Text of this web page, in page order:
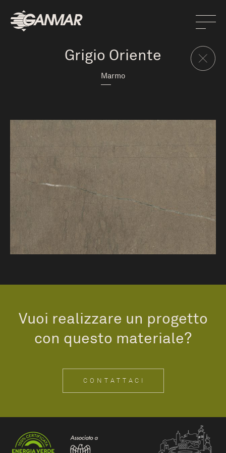
Grigio Oriente
Marmo
Vuoi realizzare un progetto
con questo materiale?
CONTATTACI